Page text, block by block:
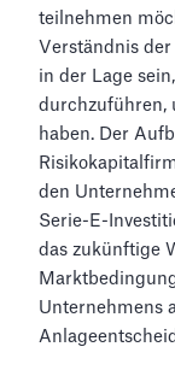
teilnehmen
Verständnis
in der Lage
durchzuführen,
haben. Der
den
Serie-E-
das zukünftige
Unternehmens